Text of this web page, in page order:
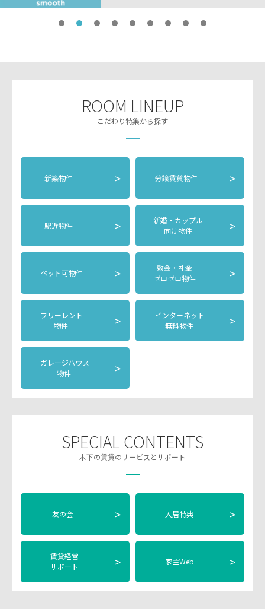
ROOM LINEUP
こだわり特集から探す
新築物件 > 分譲賃貸物件 >
駅近物件 >
新婚・カップル
向け物件
>
ペット可物件 >
敷金・礼金
ゼロゼロ物件
>
フリーレント
物件
>
インターネット
無料物件
>
ガレージハウス
物件
>
SPECIAL CONTENTS
木下の賃貸のサービスとサポート
友の会 > 入居特典 >
賃貸経営
サポート
> 家主Web >